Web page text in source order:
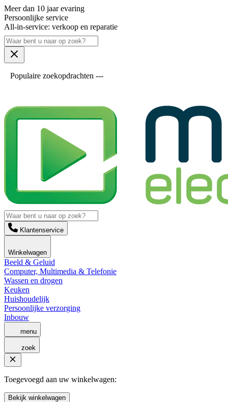
Meer dan 10 jaar evaring
Persoonlijke service
All-in-service: verkoop en reparatie
Populaire zoekopdrachten ---
Klantenservice
Winkelwagen
Beeld & Geluid
Computer, Multimedia & Telefonie
Wassen en drogen
Keuken
Huishoudelijk
Persoonlijke verzorging
Inbouw
menu
zoek
Toegevoegd aan uw winkelwagen:
Bekijk winkelwagen